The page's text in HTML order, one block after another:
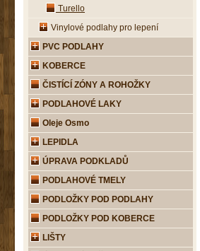
Turello
Vinylové podlahy pro lepení
PVC PODLAHY
KOBERCE
ČISTÍCÍ ZÓNY A ROHOŽKY
PODLAHOVÉ LAKY
Oleje Osmo
LEPIDLA
ÚPRAVA PODKLADŮ
PODLAHOVÉ TMELY
PODLOŽKY POD PODLAHY
PODLOŽKY POD KOBERCE
LIŠTY